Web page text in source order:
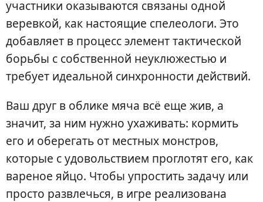
участники оказываются связаны одной
веревкой, как настоящие спелеологи. Это
добавляет в процесс элемент тактической
борьбы с собственной неуклюжестью и
требует идеальной синхронности действий.
Ваш друг в облике мяча всё еще жив, а
значит, за ним нужно ухаживать: кормить
его и оберегать от местных монстров,
которые с удовольствием проглотят его, как
вареное яйцо. Чтобы упростить задачу или
просто развлечься, в игре реализована